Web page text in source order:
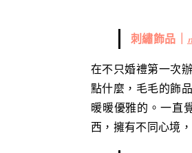
刺繡飾品｜
在不只婚禮第一次
點什麼，毛毛的飾
暖暖優雅的。一直
西，擁有不同心境